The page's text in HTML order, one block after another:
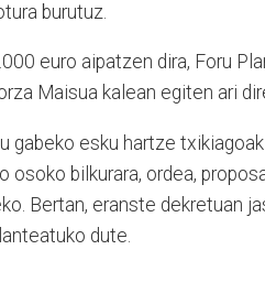
burutuz.
euro aipatzen dira, Foru
Maisua kalean egiten ari
gabeko esku hartze
osoko bilkurara, ordea,
Bertan, eranste dekretuan
dute.